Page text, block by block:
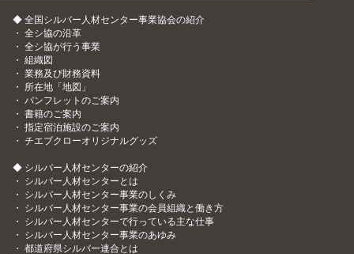
◆ 全国シルバー人材センター事業協会の紹介
・全シ協の沿革
・全シ協が行う事業
・組織図
・業務及び財務資料
・ 所在地「地図」
・ パンフレットのご案内
・書籍のご案内
・指定宿泊施設のご案内
・チエブクローオリジナルグッズ
◆ シルバー人材センターの紹介
・ シルバー人材センターとは
・ シルバー人材センター事業のしくみ
・ シルバー人材センター事業の会員組織と働き方
・ シルバー人材センターで行っている主な仕事
・ シルバー人材センター事業のあゆみ
・都道府県シルバー連合とは